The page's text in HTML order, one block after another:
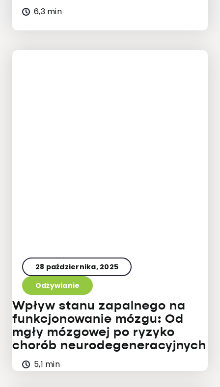
6,3 min
28 października, 2025
Odżywianie
Wpływ stanu zapalnego na
funkcjonowanie mózgu: Od
mgły mózgowej po ryzyko
chorób neurodegeneracyjnych
5,1 min